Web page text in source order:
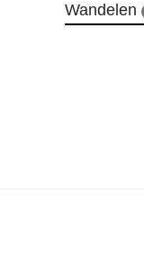
Wandelen